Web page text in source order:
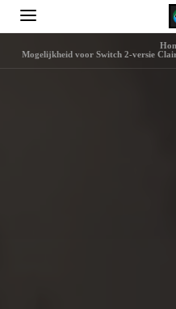
Mogelijkheid voor Switch 2-versie